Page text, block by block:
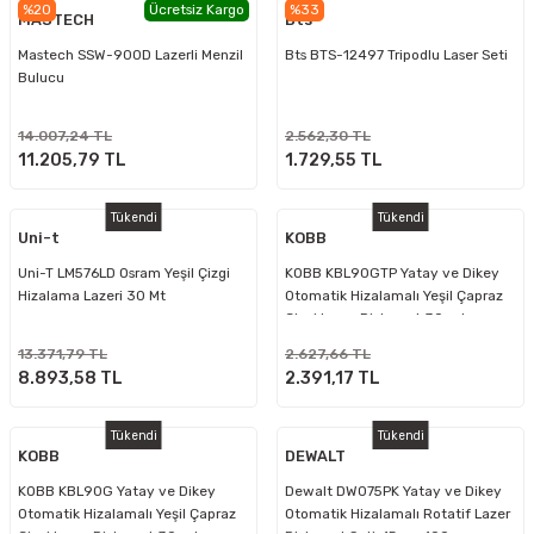
%20 Ücretsiz Kargo
MASTECH
Mastech SSW-900D Lazerli Menzil
Bulucu
14.007,24 TL
11.205,79 TL
%33
Bts
Bts BTS-12497 Tripodlu Laser Seti
2.562,30 TL
1.729,55 TL
Tükendi
Uni-t
Uni-T LM576LD Osram Yeşil Çizgi
Hizalama Lazeri 30 Mt
13.371,79 TL
8.893,58 TL
Tükendi
KOBB
KOBB KBL90GTP Yatay ve Dikey
Otomatik Hizalamalı Yeşil Çapraz
Çizgi Lazer Distomat 30 mt +
2.627,66 TL
2.391,17 TL
Tükendi
KOBB
KOBB KBL90G Yatay ve Dikey
Otomatik Hizalamalı Yeşil Çapraz
Tükendi
DEWALT
Dewalt DW075PK Yatay ve Dikey
Otomatik Hizalamalı Rotatif Lazer